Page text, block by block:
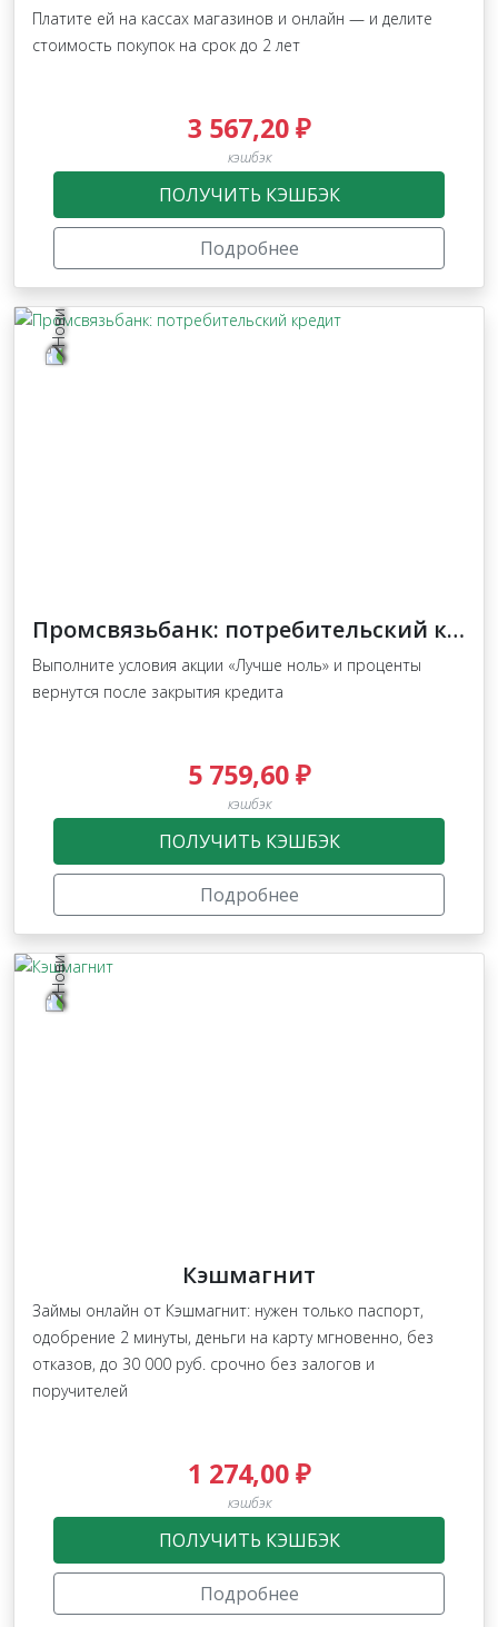
Платите ей на кассах магазинов и онлайн — и делите
стоимость покупок на срок до 2 лет
3 567,20 ₽
кэшбэк
ПОЛУЧИТЬ КЭШБЭК
Подробнее
Промсвязьбанк: потребительский кредит
Выполните условия акции «Лучше ноль» и проценты
вернутся после закрытия кредита
5 759,60 ₽
кэшбэк
ПОЛУЧИТЬ КЭШБЭК
Подробнее
Кэшмагнит
Займы онлайн от Кэшмагнит: нужен только паспорт,
одобрение 2 минуты, деньги на карту мгновенно, без
отказов, до 30 000 руб. срочно без залогов и
поручителей
1 274,00 ₽
кэшбэк
ПОЛУЧИТЬ КЭШБЭК
Подробнее